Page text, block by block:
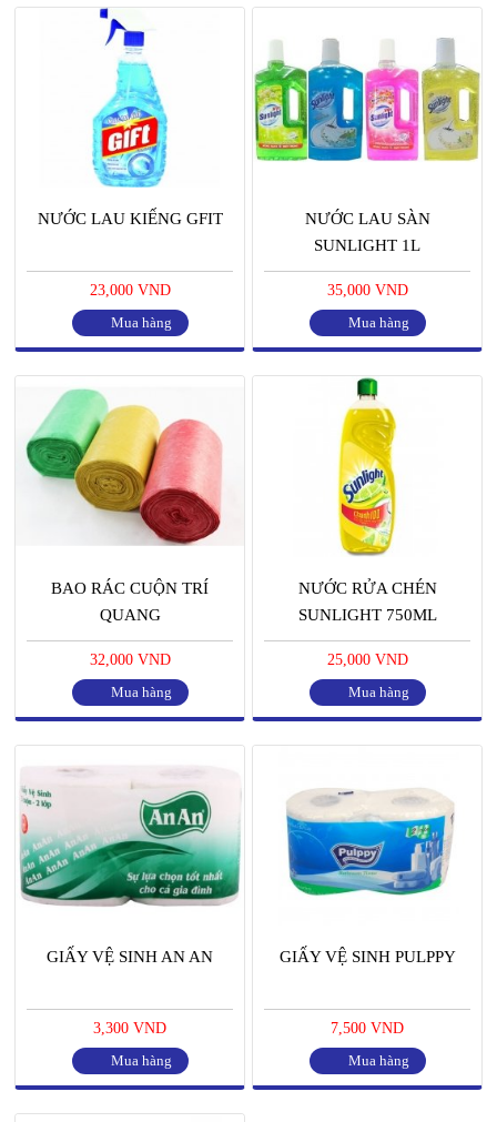
NƯỚC LAU KIẾNG GFIT
23,000 VND
Mua hàng
NƯỚC LAU SÀN
SUNLIGHT 1L
35,000 VND
Mua hàng
BAO RÁC CUỘN TRÍ
QUANG
32,000 VND
Mua hàng
NƯỚC RỬA CHÉN
SUNLIGHT 750ML
25,000 VND
Mua hàng
GIẤY VỆ SINH AN AN
3,300 VND
Mua hàng
GIẤY VỆ SINH PULPPY
7,500 VND
Mua hàng